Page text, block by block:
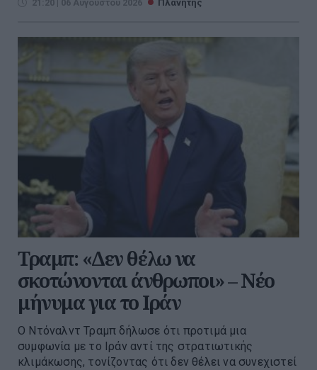
21:20 | 06 Αυγούστου 2026 Πλανήτης
Τραμπ: «Δεν θέλω να
σκοτώνονται άνθρωποι» – Νέο
μήνυμα για το Ιράν
Ο Ντόναλντ Τραμπ δήλωσε ότι προτιμά μια
συμφωνία με το Ιράν αντί της στρατιωτικής
κλιμάκωσης, τονίζοντας ότι δεν θέλει να συνεχιστεί